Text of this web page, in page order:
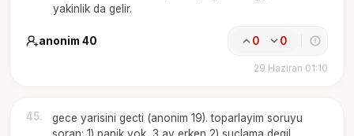
yakinlik da gelir.
anonim 40 0 0
29 Haziran 01:10
45.
gece yarisini gecti (anonim 19). toparlayim soruyu